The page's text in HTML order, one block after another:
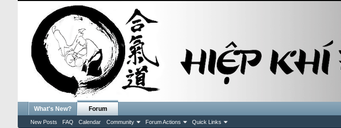
What's New? Forum
New Posts FAQ Calendar Community Forum Actions Quick Links